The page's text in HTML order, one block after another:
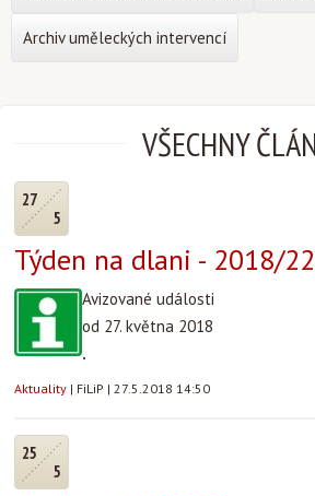
VŠECHNY
27
5
Týden na dlani - 2018/22
Avizované události
od 27. května 2018
.
Aktuality | FiLiP | 27.5.2018 14:50
25
5
Archiv uměleckých intervencí